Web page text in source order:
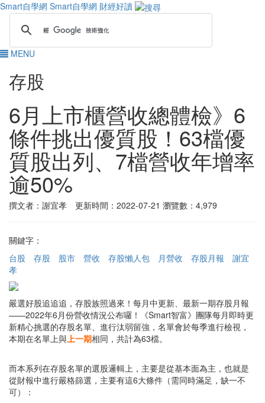
Smart自學網 Smart自學網 財經好讀
MENU
存股
6月上市櫃營收總體檢》6
條件挑出優質股！63檔優
質股出列、7檔營收年增率
逾50%
撰文者：謝宜孝 更新時間：2022-07-21 瀏覽數：4,979
關鍵字：
台股
存股 股市 營收 存股懶人包 月營收 存股月報
謝宜
孝
嚴選好股追追追，存股族照過來！每月中更新、最新一期存股月報
——2022年6月份營收情況公布囉！《Smart智富》團隊每月即時更
新精心挑選的存股名單、進行汰弱留強，名單會於每季進行檢視，
本期在名單上與上一期相同，共計為63檔。
而本系列在存股名單的選股邏輯上，主要是從基本面為主，也就是
從財報中進行嚴格篩選，主要有這6大條件（需同時滿足，缺一不
可）：